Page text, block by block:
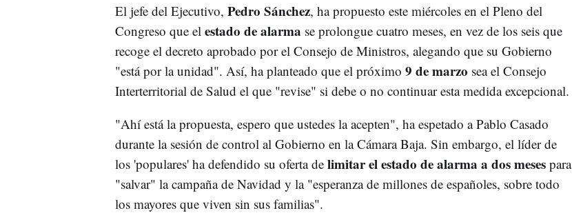
El jefe del Ejecutivo, Pedro Sánchez, ha propuesto este miércoles en el Pleno del
Congreso que el estado de alarma se prolongue cuatro meses, en vez de los seis que
recoge el decreto aprobado por el Consejo de Ministros, alegando que su Gobierno
"está por la unidad". Así, ha planteado que el próximo 9 de marzo sea el Consejo
Interterritorial de Salud el que "revise" si debe o no continuar esta medida excepcional.
"Ahí está la propuesta, espero que ustedes la acepten", ha espetado a Pablo Casado
durante la sesión de control al Gobierno en la Cámara Baja. Sin embargo, el líder de
los 'populares' ha defendido su oferta de limitar el estado de alarma a dos meses para
"salvar" la campaña de Navidad y la "esperanza de millones de españoles, sobre todo
los mayores que viven sin sus familias".